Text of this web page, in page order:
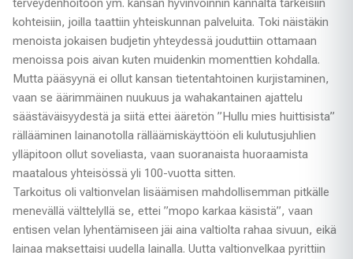
kohteisiin, joilla taattiin yhteiskunnan palveluita. Toki näistäkin
menoista jokaisen budjetin yhteydessä jouduttiin ottamaan
menoissa pois aivan kuten muidenkin momenttien kohdalla.
Mutta pääsyynä ei ollut kansan tietentahtoinen kurjistaminen,
vaan se äärimmäinen nuukuus ja wahakantainen ajattelu
säästäväisyydestä ja siitä ettei ääretön ”Hullu mies huittisista”
rällääminen lainanotolla rälläämiskäyttöön eli kulutusjuhlien
ylläpitoon ollut soveliasta, vaan suoranaista huoraamista
maatalous yhteisössä yli 100-vuotta sitten.
Tarkoitus oli valtionvelan lisäämisen mahdollisemman pitkälle
menevällä välttelyllä se, ettei ”mopo karkaa käsistä”, vaan
entisen velan lyhentämiseen jäi aina valtiolta rahaa sivuun, eikä
lainaa maksettaisi uudella lainalla. Uutta valtionvelkaa pyrittiin